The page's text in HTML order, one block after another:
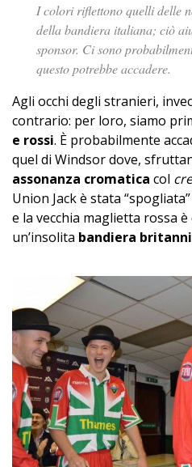
I colori riflettono quelli delle
della bandiera italiana; ciò
sponsor. Ci sono
questo potrebbe accadere.
Agli occhi degli stranieri,
contrario: per loro, siamo
e rossi. È probabilmente
quel di Windsor dove,
assonanza cromatica col
Union Jack è stata
e la vecchia maglietta rossa
un’insolita bandiera